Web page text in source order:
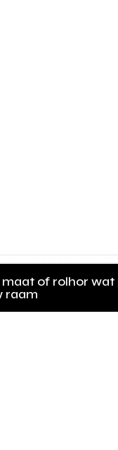
of rolhor wat
raam